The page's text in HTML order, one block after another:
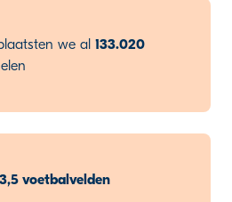
we al 133.020
voetbalvelden